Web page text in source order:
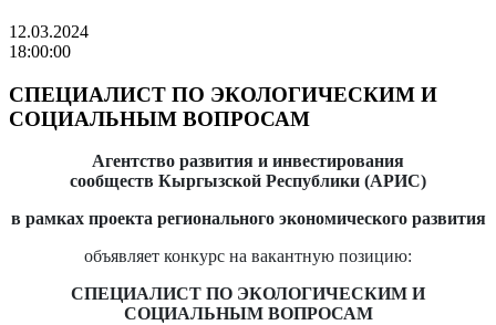
12.03.2024
18:00:00
СПЕЦИАЛИСТ ПО ЭКОЛОГИЧЕСКИМ И
СОЦИАЛЬНЫМ ВОПРОСАМ
Агентство развития и инвестирования
сообществ Кыргызской Республики (АРИС)
в рамках проекта регионального экономического развития
объявляет конкурс на вакантную позицию:
СПЕЦИАЛИСТ ПО ЭКОЛОГИЧЕСКИМ И
СОЦИАЛЬНЫМ ВОПРОСАМ